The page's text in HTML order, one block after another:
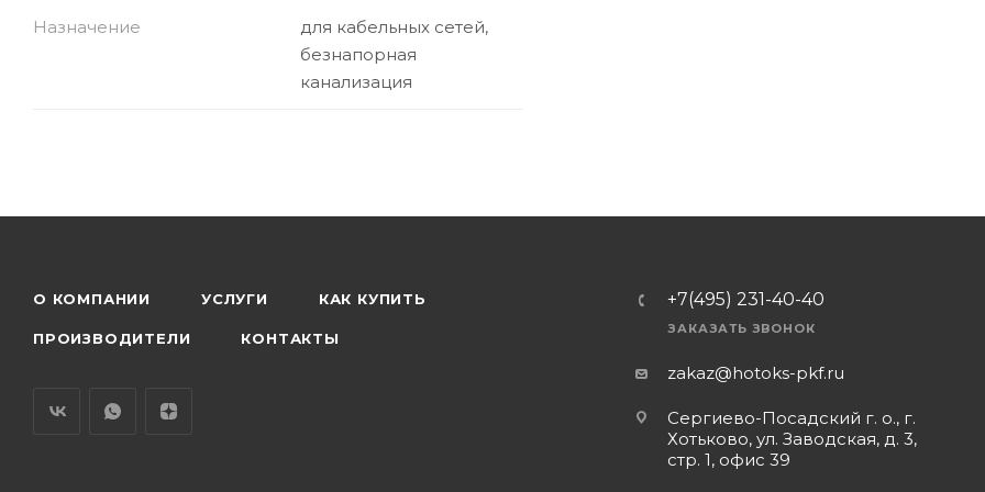
Назначение
для кабельных сетей,
безнапорная
канализация
О КОМПАНИИ УСЛУГИ КАК КУПИТЬ
ПРОИЗВОДИТЕЛИ КОНТАКТЫ
+7(495) 231-40-40
ЗАКАЗАТЬ ЗВОНОК
zakaz@hotoks-pkf.ru
Сергиево-Посадский г. о., г.
Хотьково, ул. Заводская, д. 3,
стр. 1, офис 39